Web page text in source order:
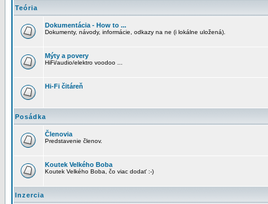
Teória
Dokumentácia - How to ...
Dokumenty, návody, informácie, odkazy na ne (i lokálne uložená).
Mýty a povery
HiFi/audio/elektro voodoo ...
Hi-Fi čitáreň
Posádka
Členovia
Predstavenie členov.
Koutek Velkého Boba
Koutek Velkého Boba, čo viac dodať :-)
Inzercia